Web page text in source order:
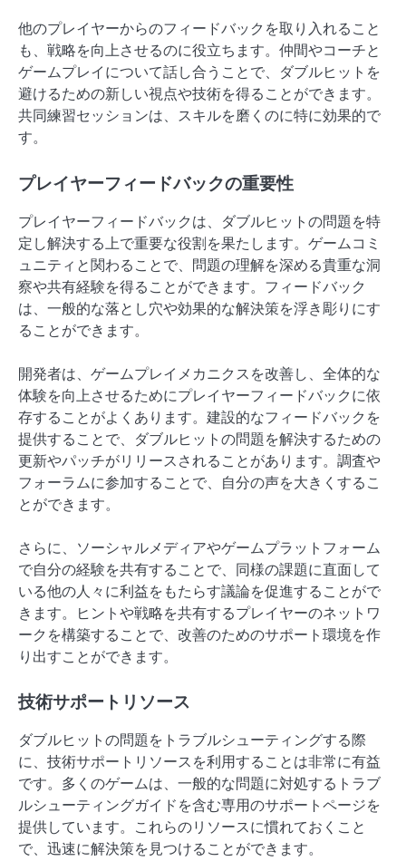
他のプレイヤーからのフィードバックを取り入れること
も、戦略を向上させるのに役立ちます。仲間やコーチと
ゲームプレイについて話し合うことで、ダブルヒットを
避けるための新しい視点や技術を得ることができます。
共同練習セッションは、スキルを磨くのに特に効果的で
す。
プレイヤーフィードバックの重要性
プレイヤーフィードバックは、ダブルヒットの問題を特
定し解決する上で重要な役割を果たします。ゲームコミ
ュニティと関わることで、問題の理解を深める貴重な洞
察や共有経験を得ることができます。フィードバック
は、一般的な落とし穴や効果的な解決策を浮き彫りにす
ることができます。
開発者は、ゲームプレイメカニクスを改善し、全体的な
体験を向上させるためにプレイヤーフィードバックに依
存することがよくあります。建設的なフィードバックを
提供することで、ダブルヒットの問題を解決するための
更新やパッチがリリースされることがあります。調査や
フォーラムに参加することで、自分の声を大きくするこ
とができます。
さらに、ソーシャルメディアやゲームプラットフォーム
で自分の経験を共有することで、同様の課題に直面して
いる他の人々に利益をもたらす議論を促進することがで
きます。ヒントや戦略を共有するプレイヤーのネットワ
ークを構築することで、改善のためのサポート環境を作
り出すことができます。
技術サポートリソース
ダブルヒットの問題をトラブルシューティングする際
に、技術サポートリソースを利用することは非常に有益
です。多くのゲームは、一般的な問題に対処するトラブ
ルシューティングガイドを含む専用のサポートページを
提供しています。これらのリソースに慣れておくこと
で、迅速に解決策を見つけることができます。